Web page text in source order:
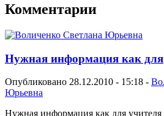
Комментарии
Нужная информация как для
Опубликовано 28.12.2010 - 15:18 -
Юрьевна
Нужная информация как для учителя